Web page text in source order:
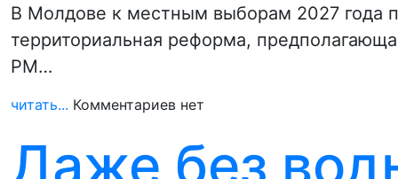
В Молдове к местным выборам 2027 года
территориальная реформа,
РМ…
читать... Комментариев нет
Даже без